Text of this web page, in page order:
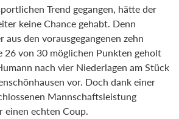
Trend gegangen, hätte der
keine Chance gehabt. Denn
den vorausgegangenen zehn
26 von 30 möglichen Punkten geholt
nach vier Niederlagen am Stück
vor. Doch dank einer
Mannschaftsleistung
einen echten Coup.